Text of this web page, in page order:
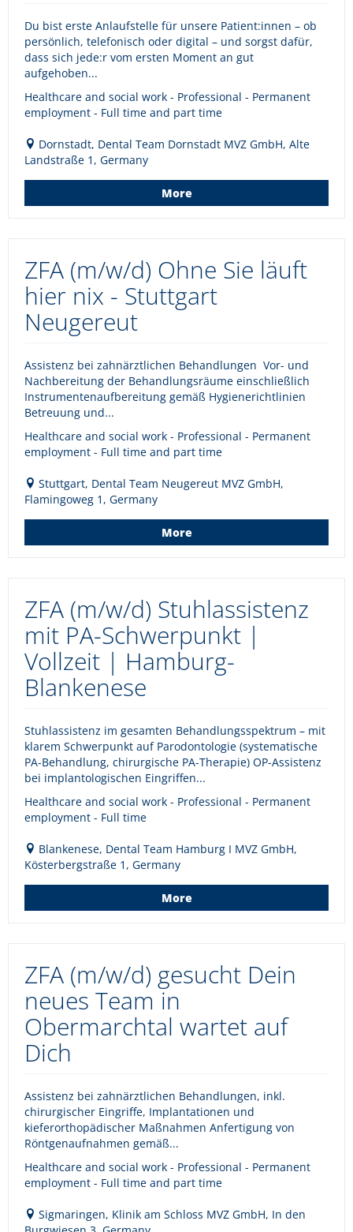
Du bist erste Anlaufstelle für unsere Patient:innen – ob
persönlich, telefonisch oder digital – und sorgst dafür,
dass sich jede:r vom ersten Moment an gut
aufgehoben...
Healthcare and social work - Professional - Permanent
employment - Full time and part time
Dornstadt, Dental Team Dornstadt MVZ GmbH, Alte
Landstraße 1, Germany
More
ZFA (m/w/d) Ohne Sie läuft
hier nix - Stuttgart
Neugereut
Assistenz bei zahnärztlichen Behandlungen Vor- und
Nachbereitung der Behandlungsräume einschließlich
Instrumentenaufbereitung gemäß Hygienerichtlinien
Betreuung und...
Healthcare and social work - Professional - Permanent
employment - Full time and part time
Stuttgart, Dental Team Neugereut MVZ GmbH,
Flamingoweg 1, Germany
More
ZFA (m/w/d) Stuhlassistenz
mit PA-Schwerpunkt |
Vollzeit | Hamburg-
Blankenese
Stuhlassistenz im gesamten Behandlungsspektrum – mit
klarem Schwerpunkt auf Parodontologie (systematische
PA-Behandlung, chirurgische PA-Therapie) OP-Assistenz
bei implantologischen Eingriffen...
Healthcare and social work - Professional - Permanent
employment - Full time
Blankenese, Dental Team Hamburg I MVZ GmbH,
Kösterbergstraße 1, Germany
More
ZFA (m/w/d) gesucht Dein
neues Team in
Obermarchtal wartet auf
Dich
Assistenz bei zahnärztlichen Behandlungen, inkl.
chirurgischer Eingriffe, Implantationen und
kieferorthopädischer Maßnahmen Anfertigung von
Röntgenaufnahmen gemäß...
Healthcare and social work - Professional - Permanent
employment - Full time and part time
Sigmaringen, Klinik am Schloss MVZ GmbH, In den